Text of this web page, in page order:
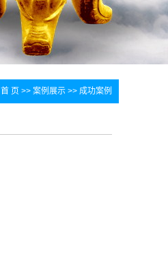
首 页 >> 案例展示 >> 成功案例